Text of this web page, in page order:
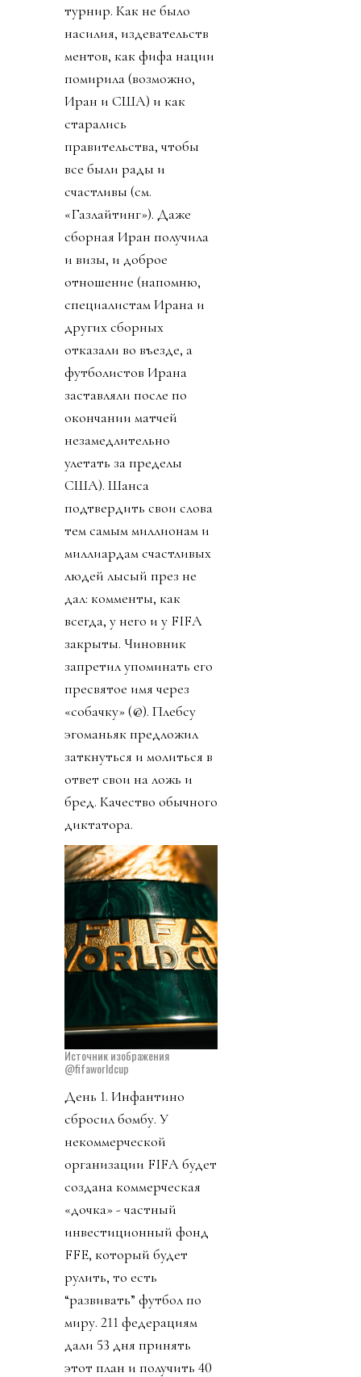
турнир. Как не было
насилия, издевательств
ментов, как фифа нации
помирила (возможно,
Иран и США) и как
старались
правительства, чтобы
все были рады и
счастливы (см.
«Газлайтинг»). Даже
сборная Иран получила
и визы, и доброе
отношение (напомню,
специалистам Ирана и
других сборных
отказали во въезде, а
футболистов Ирана
заставляли после по
окончании матчей
незамедлительно
улетать за пределы
США). Шанса
подтвердить свои слова
тем самым миллионам и
миллиардам счастливых
людей лысый през не
дал: комменты, как
всегда, у него и у FIFA
закрыты. Чиновник
запретил упоминать его
пресвятое имя через
«собачку» (@). Плебсу
эгоманьяк предложил
заткнуться и молиться в
ответ свои на ложь и
бред. Качество обычного
диктатора.
Источник изображения
@fifaworldcup
День 1. Инфантино
сбросил бомбу. У
некоммерческой
организации FIFA будет
создана коммерческая
«дочка» - частный
инвестиционный фонд
FFE, который будет
рулить, то есть
“развивать” футбол по
миру. 211 федерациям
дали 53 дня принять
этот план и получить 40